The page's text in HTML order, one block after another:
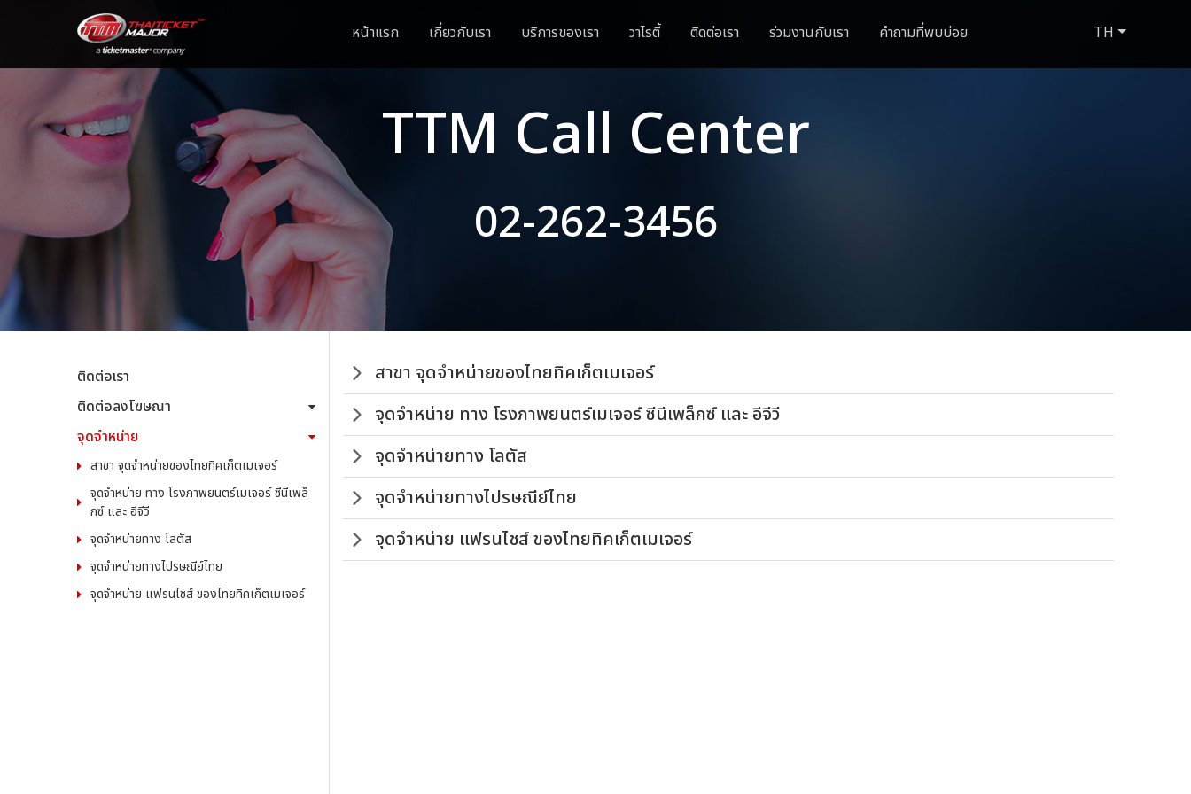
หน้าแรก เกี่ยวกับเรา บริการของเรา วาไรตี้ ติดต่อเรา ร่วมงานกับเรา คำถามที่พบบ่อย TH
TTM Call Center
02-262-3456
ติดต่อเรา
ติดต่อลงโฆษณา
จุดจำหน่าย
สาขา จุดจำหน่ายของไทยทิคเก็ตเมเจอร์
จุดจำหน่าย ทาง โรงภาพยนตร์เมเจอร์ ซีนีเพล็
กซ์ และ อีจีวี
จุดจำหน่ายทาง โลตัส
จุดจำหน่ายทางไปรษณีย์ไทย
จุดจำหน่าย แฟรนไชส์ ของไทยทิคเก็ตเมเจอร์
สาขา จุดจำหน่ายของไทยทิคเก็ตเมเจอร์
จุดจำหน่าย ทาง โรงภาพยนตร์เมเจอร์ ซีนีเพล็กซ์ และ อีจีวี
จุดจำหน่ายทาง โลตัส
จุดจำหน่ายทางไปรษณีย์ไทย
จุดจำหน่าย แฟรนไชส์ ของไทยทิคเก็ตเมเจอร์